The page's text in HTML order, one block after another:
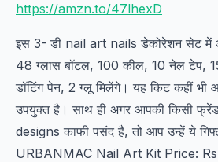
https://amzn.to/47lhexD
इस 3- डी nail art nails डेकोरेशन सेट में
48 ग्लास बॉटल, 100 कील, 10 नेल टेप,
डॉटिंग पेन, 2 ग्लू मिलेंगे। यह किट कहीं
उपयुक्त है। साथ ही अगर आपकी किसी फ्रेंड
designs काफी पसंद है, तो आप उन्हें ये
URBANMAC Nail Art Kit Price: